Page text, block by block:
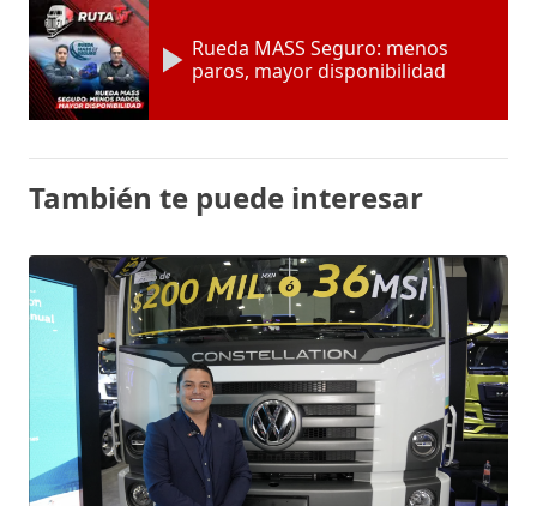
Rueda MASS Seguro: menos
paros, mayor disponibilidad
También te puede interesar